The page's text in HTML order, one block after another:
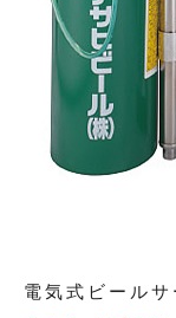
電気式ビールサ